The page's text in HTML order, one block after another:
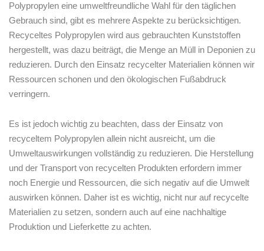
Polypropylen eine umweltfreundliche Wahl für den täglichen
‌Gebrauch sind, gibt es mehrere ‌Aspekte zu berücksichtigen.
Recyceltes Polypropylen wird aus gebrauchten Kunststoffen
hergestellt, was dazu⁤ beiträgt, die Menge an Müll in Deponien zu
reduzieren. Durch den Einsatz recycelter Materialien können wir
Ressourcen schonen und⁣ den ökologischen Fußabdruck​
verringern.
Es ist jedoch wichtig zu beachten, dass der Einsatz von
recyceltem Polypropylen allein nicht ausreicht, um die
Umweltauswirkungen vollständig zu reduzieren. Die Herstellung
und der⁤ Transport von recycelten ⁢Produkten erfordern immer
noch Energie und Ressourcen, ​die sich negativ auf die Umwelt
auswirken‌ können. Daher ist es wichtig, nicht nur auf recycelte
Materialien zu setzen, sondern auch auf eine nachhaltige
Produktion und ⁢Lieferkette zu achten.